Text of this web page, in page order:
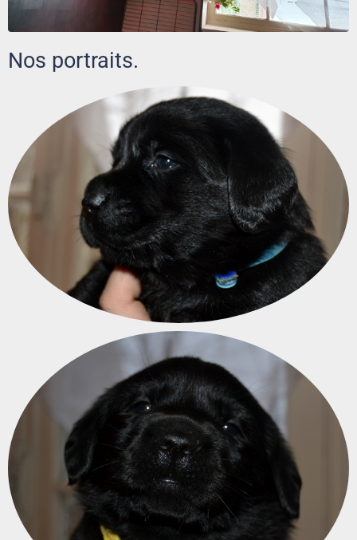
Nos portraits.